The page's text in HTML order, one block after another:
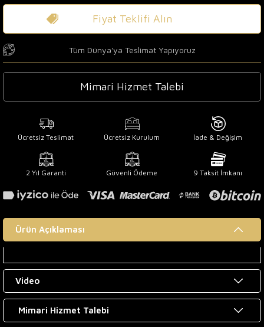
Fiyat Teklifi Alın
Tüm Dünya'ya Teslimat Yapıyoruz
Mimari Hizmet Talebi
Ücretsiz Teslimat Ücretsiz Kurulum İade & Değişim
2 Yıl Garanti Güvenli Ödeme 9 Taksit İmkanı
Ürün Açıklaması
Video
Mimari Hizmet Talebi